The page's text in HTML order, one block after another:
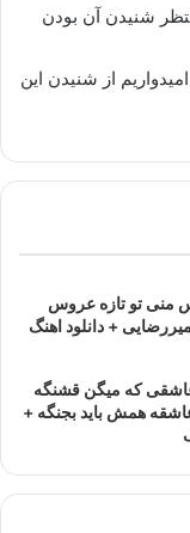
شنیدن آن بودن
از شنیدن این
منی تو تازه عروس
+ دانلود اهنگ
که میگن قشنگه
همش باید بجنگه +